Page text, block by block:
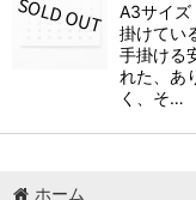
A3サイズ
掛けてい
手掛ける
れた、あ
く、そ…
ホーム